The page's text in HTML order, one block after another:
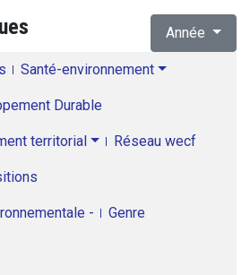
Année
Santé-environnement
Durable
territorial Réseau wecf
- Genre